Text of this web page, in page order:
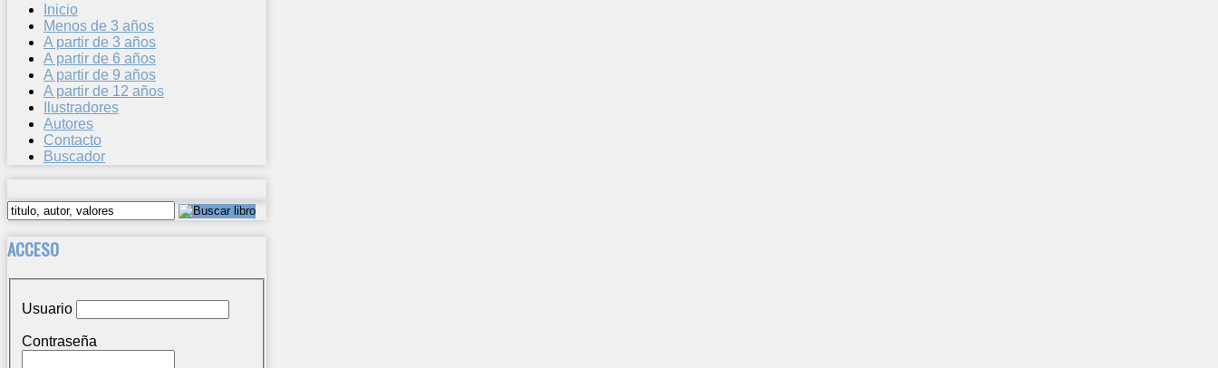
Inicio
Menos de 3 años
A partir de 3 años
A partir de 6 años
A partir de 9 años
A partir de 12 años
Ilustradores
Autores
Contacto
Buscador
ACCESO
Usuario
Contraseña